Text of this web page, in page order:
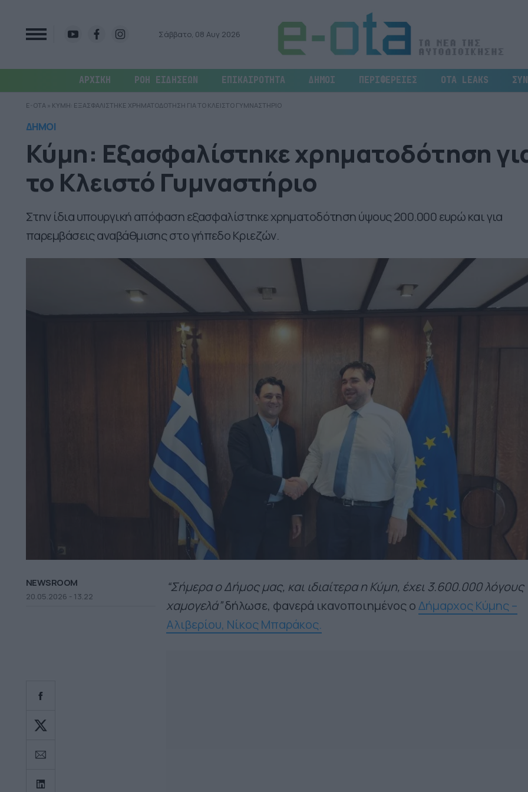
Σάββατο, 08 Αυγ 2026
ΑΡΧΙΚΗ ΡΟΗ ΕΙΔΗΣΕΩΝ ΕΠΙΚΑΙΡΟΤΗΤΑ ΔΗΜΟΙ ΠΕΡΙΦΕΡΕΙΕΣ OTA LEAKS
E-OTA » ΚΥΜΗ: ΕΞΑΣΦΑΛΙΣΤΗΚΕ ΧΡΗΜΑΤΟΔΟΤΗΣΗ ΓΙΑ ΤΟ ΚΛΕΙΣΤΟ ΓΥΜΝΑΣΤΗΡΙΟ
ΔΗΜΟΙ
Κύμη: Εξασφαλίστηκε χρηματοδότηση
το Κλειστό Γυμναστήριο
Στην ίδια υπουργική απόφαση εξασφαλίστηκε χρηματοδότηση ύψους 200.000 ευρώ και για
παρεμβάσεις αναβάθμισης στο γήπεδο Κριεζών.
NEWSROOM
20.05.2026 - 13.22
“Σήμερα ο Δήμος μας, και ιδιαίτερα η Κύμη, έχει 3.600.000 λόγους
χαμογελά”δήλωσε, φανερά ικανοποιημένος οΔήμαρχος Κύμης –
Αλιβερίου, Νίκος Μπαράκος.